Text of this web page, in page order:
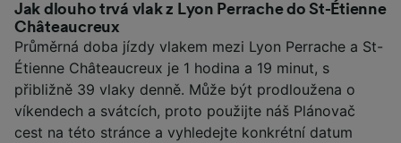
Jak dlouho trvá vlak z Lyon Perrache do St-Étienne
Châteaucreux
Průměrná doba jízdy vlakem mezi Lyon Perrache a St-
Étienne Châteaucreux je 1 hodina a 19 minut, s
přibližně 39 vlaky denně. Může být prodloužena o
víkendech a svátcích, proto použijte náš Plánovač
cest na této stránce a vyhledejte konkrétní datum